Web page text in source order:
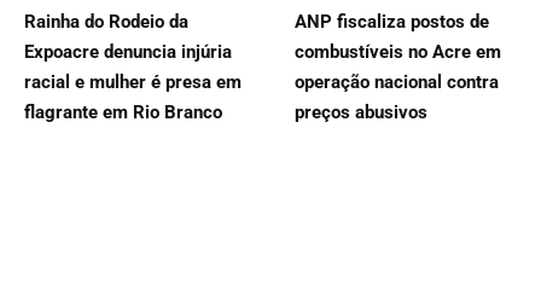
Rainha do Rodeio da
Expoacre denuncia injúria
racial e mulher é presa em
flagrante em Rio Branco
ANP fiscaliza postos de
combustíveis no Acre em
operação nacional contra
preços abusivos